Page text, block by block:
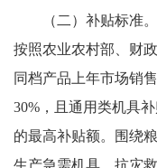
（二）补贴标准
按照农业农村部、财
同档产品上年市场销
30%，且通用类机具
的最高补贴额。围绕
生产急需机具、抗灾